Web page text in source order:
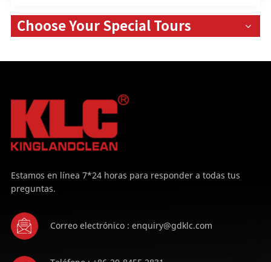
Choose Your Special Tours
Estamos en línea 7*24 horas para responder a todas tus
preguntas.
Correo electrónico : enquiry@gdklc.com